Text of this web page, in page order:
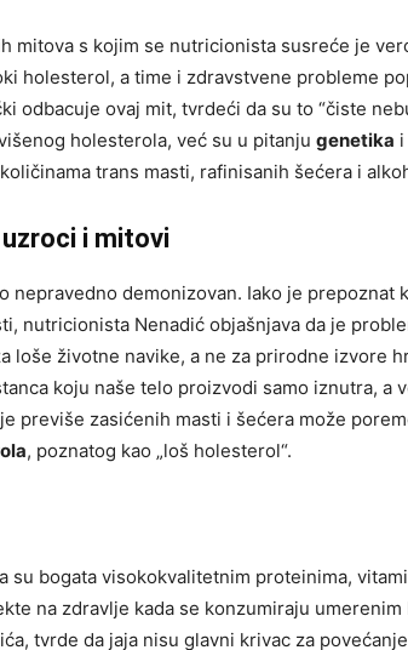
mitova s kojim se nutricionista susreće je
holesterol, a time i zdravstvene probleme
odbacuje ovaj mit, tvrdeći da su to “čiste
holesterola, već su u pitanju genetika i
trans masti, rafinisanih šećera i
i mitovi
nepravedno demonizovan. Iako je prepoznat
nutricionista Nenadić objašnjava da je
loše životne navike, a ne za prirodne izvore
koju naše telo proizvodi samo iznutra, a
previše zasićenih masti i šećera može
, poznatog kao „loš holesterol“.
su bogata visokokvalitetnim proteinima,
na zdravlje kada se konzumiraju
tvrde da jaja nisu glavni krivac za